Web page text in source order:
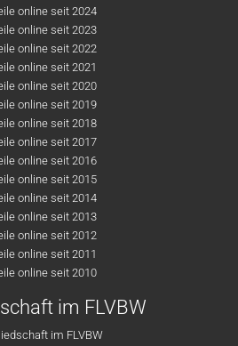
online seit 2024
online seit 2023
online seit 2022
online seit 2021
online seit 2020
online seit 2019
online seit 2018
online seit 2017
online seit 2016
online seit 2015
online seit 2014
online seit 2013
online seit 2012
online seit 2011
online seit 2010
im FLVBW
im FLVBW